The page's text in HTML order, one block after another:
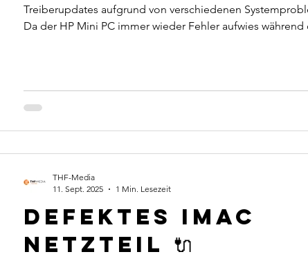
Treiberupdates aufgrund von verschiedenen
Da der HP Mini PC immer wieder Fehler aufwies während
THF-Media 🌐 IT-Dienstleistungen • • #thfmedia #service
#it #computer #windows #hp #software #technology
Defektes iMac
Netzteil 🔌
THF-Media
11. Sept. 2025
1 Min. Lesezeit